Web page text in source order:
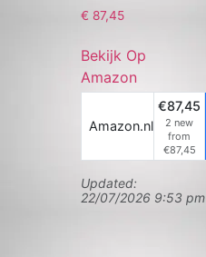
€ 87,45
Bekijk Op
Amazon
Amazon.nl
€87,45
2 new
from
€87,45
Updated:
22/07/2026 9:53 pm